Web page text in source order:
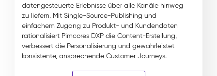
datengesteuerte Erlebnisse über alle Kanäle hinweg
zu liefern. Mit Single-Source-Publishing und
einfachem Zugang zu Produkt- und Kundendaten
rationalisiert Pimcores DXP die Content-Erstellung,
verbessert die Personalisierung und gewährleistet
konsistente, ansprechende Customer Journeys.